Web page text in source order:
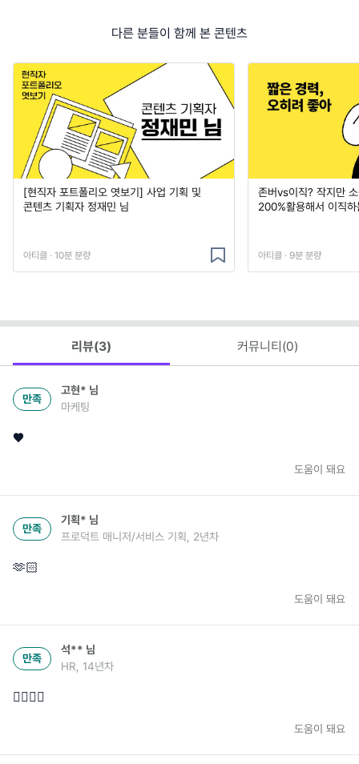
다른 분들이 함께 본 콘텐츠
[현직자 포트폴리오 엿보기] 사업 기획 및
콘텐츠 기획자 정재민 님
아티클 · 10분 분량
존버vs이직? 작지만
200%활용해서 이직
아티클 · 9분 분량
리뷰(3) 커뮤니티(0)
만족
고현* 님
마케팅
❤️
도움이 돼요
만족
기획* 님
프로덕트 매니저/서비스 기획, 2년차
🫶🏻
도움이 돼요
만족
석** 님
HR, 14년차
👍🏼👍🏼
도움이 돼요